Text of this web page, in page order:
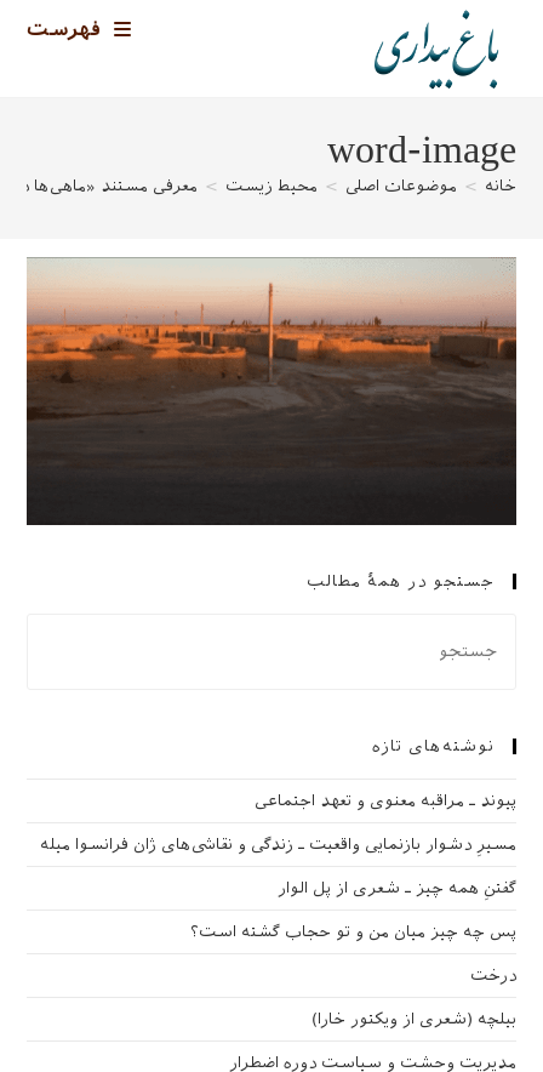
فهرست
word-image
خانه > موضوعات اصلی > محیط زیست > معرفی مستند «ماهی‌ها
جستجو در همهٔ مطالب
نوشته‌های تازه
پیوند ـ مراقبه‌ معنوی و تعهد اجتماعی
مسیرِ دشوار بازنمایی واقعیت ـ زندگی و نقاشی‌های ژان فرانسوا میله
گفتنِ همه چیز ـ شعری از پل الوار
پس چه چیز میان من و تو حجاب گشته است؟
درخت
بیلچه (شعری از ویکتور خارا)
مدیریت وحشت و سیاست دوره اضطرار